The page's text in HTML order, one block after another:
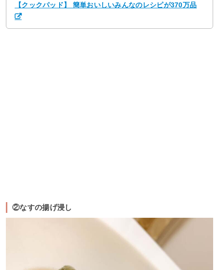
【クックパッド】 簡単おいしいみんなのレシピが370万品
②なすの揚げ浸し